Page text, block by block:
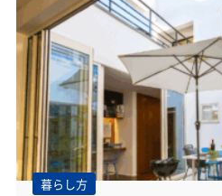
暮らし方